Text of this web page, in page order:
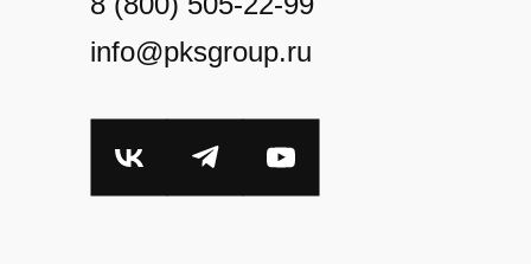
info@pksgroup.ru